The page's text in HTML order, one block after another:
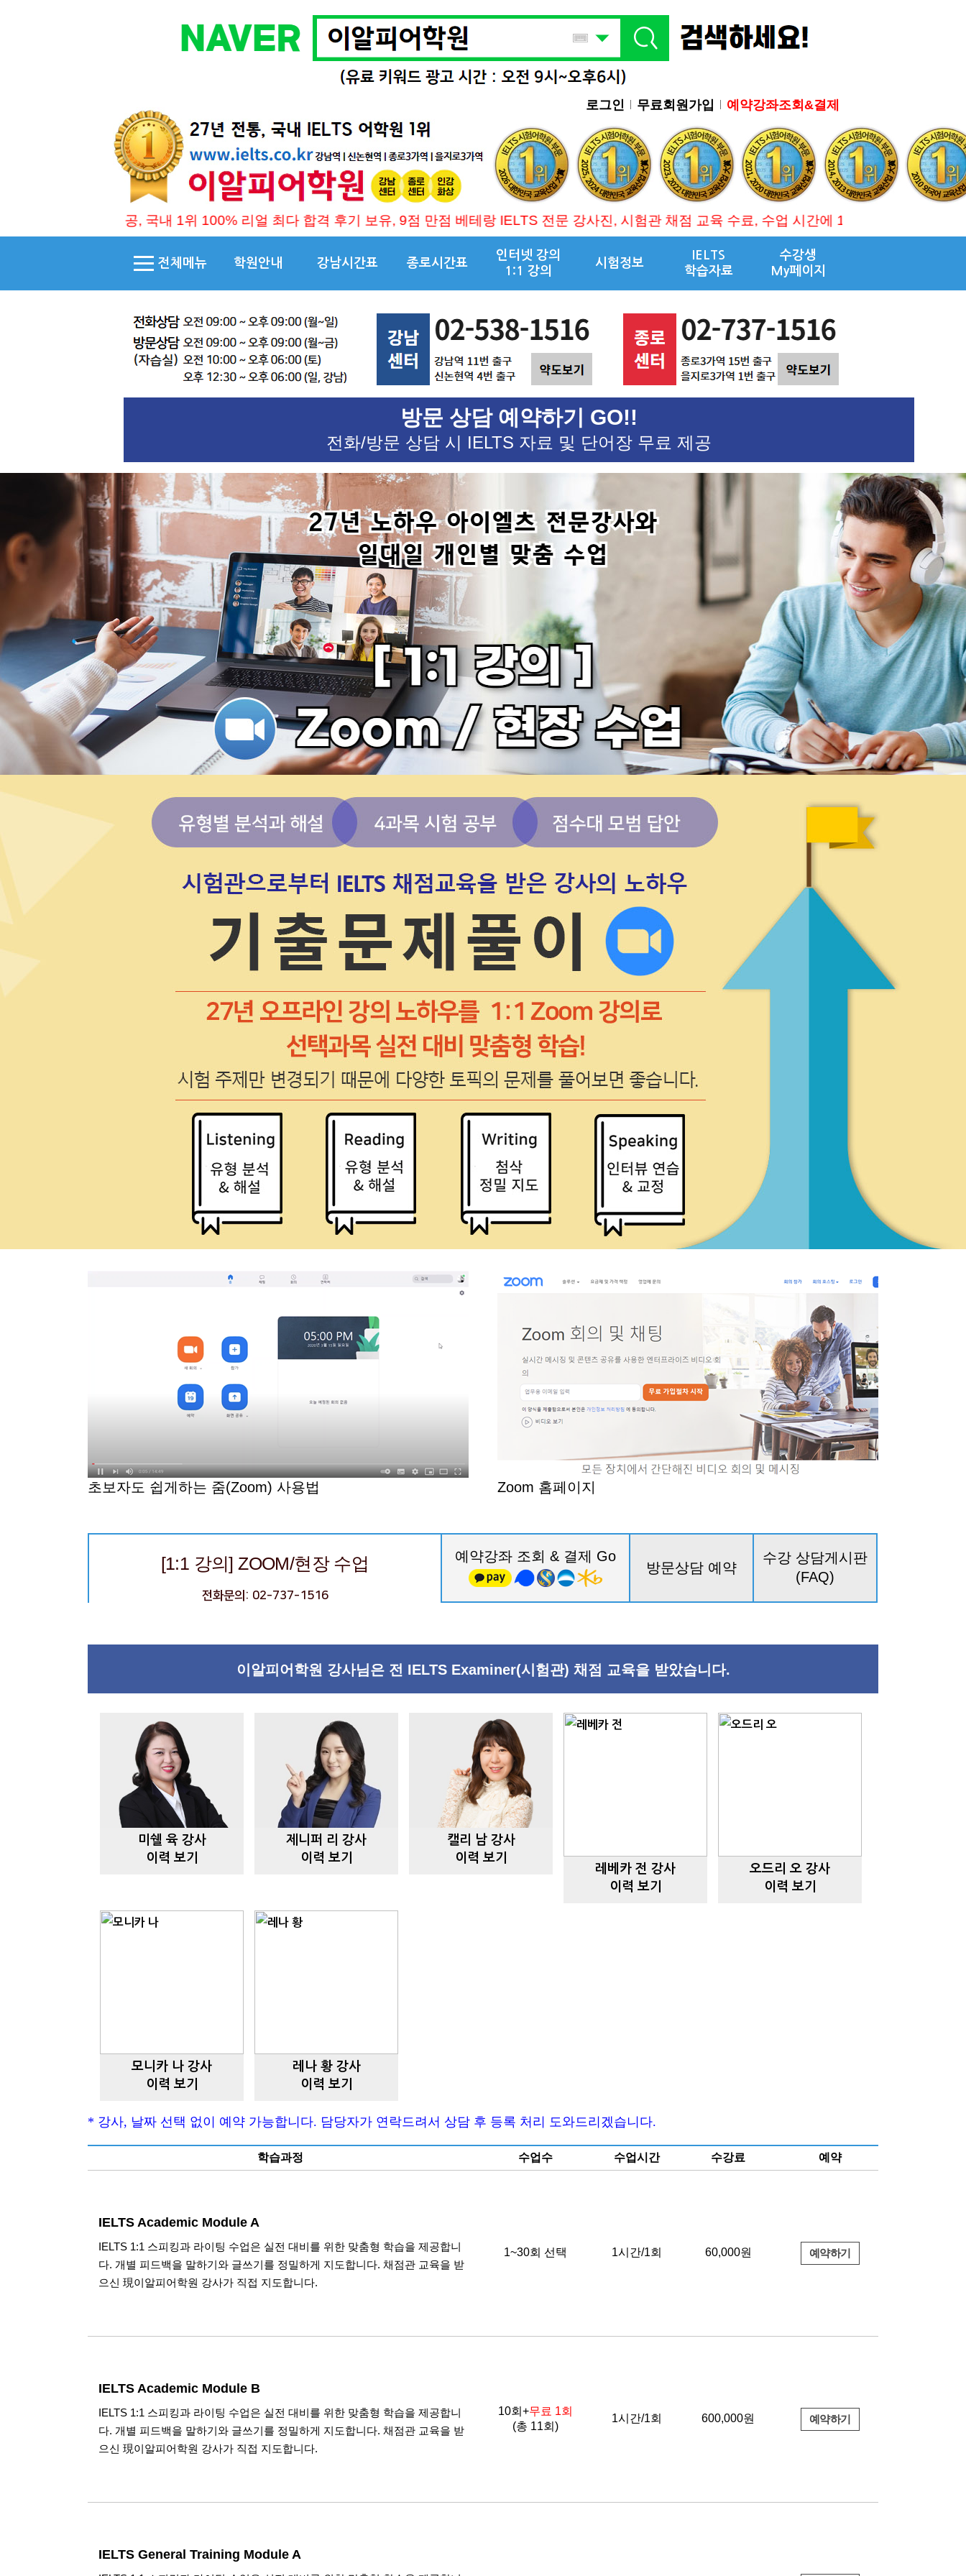
로그인 무료회원가입 예약강좌조회&결제
국내 1위 100% 리얼 최다 합격 후기 보유, 9점 만점 베테랑 IELTS 전문 강사진, 시험관 채점 교육 수료, 수업 시간에 10권이상 분량의 최신 기출 문제 무료
전체메뉴 학원안내 강남시간표 종로시간표
인터넷 강의
1:1 강의
시험정보
IELTS
학습자료
수강생
My페이지
방문 상담 예약하기 GO!!
전화/방문 상담 시 IELTS 자료 및 단어장 무료 제공
초보자도 쉽게하는 줌(Zoom) 사용법 Zoom 홈페이지
[1:1 강의] ZOOM/현장 수업
전화문의: 02-737-1516
예약강좌 조회 & 결제 Go
방문상담 예약
수강 상담게시판
(FAQ)
이알피어학원 강사님은 전 IELTS Examiner(시험관) 채점 교육을 받았습니다.
미쉘 육 강사
이력 보기
제니퍼 리 강사
이력 보기
캘리 남 강사
이력 보기
레베카 전 강사
이력 보기
오드리 오 강사
이력 보기
모니카 나 강사
이력 보기
레나 황 강사
이력 보기
* 강사, 날짜 선택 없이 예약 가능합니다. 담당자가 연락드려서 상담 후 등록 처리 도와드리겠습니다.
학습과정 수업수 수업시간 수강료 예약
IELTS Academic Module A
IELTS 1:1 스피킹과 라이팅 수업은 실전 대비를 위한 맞춤형 학습을 제공합니
다. 개별 피드백을 말하기와 글쓰기를 정밀하게 지도합니다. 채점관 교육을 받
으신 現이알피어학원 강사가 직접 지도합니다.
1~30회 선택 1시간/1회 60,000원 예약하기
IELTS Academic Module B
IELTS 1:1 스피킹과 라이팅 수업은 실전 대비를 위한 맞춤형 학습을 제공합니
다. 개별 피드백을 말하기와 글쓰기를 정밀하게 지도합니다. 채점관 교육을 받
으신 現이알피어학원 강사가 직접 지도합니다.
10회+무료 1회
(총 11회)
1시간/1회 600,000원 예약하기
IELTS General Training Module A